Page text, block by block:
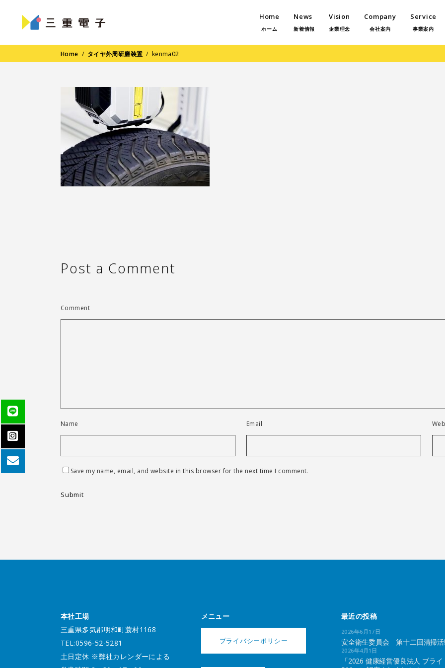
Home
ホーム
News
新着情報
Vision
企業理念
Company
会社案内
Service
事業案内
Home / タイヤ外周研磨装置 / kenma02
Post a Comment
Comment
Name Email
Save my name, email, and website in this browser for the next time I comment.
本社工場
三重県多気郡明和町蓑村1168
TEL:0596-52-5281
土日定休 ※弊社カレンダーによる
メニュー
プライバシーポリシー
最近の投稿
2026年6月17日
安全衛生委員会 第十二回清掃
2026年4月1日
「2026 健康経営優良法人 ブライ